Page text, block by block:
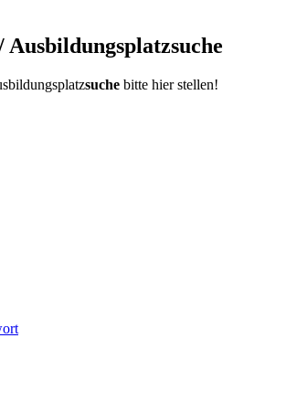
suche bitte hier stellen!